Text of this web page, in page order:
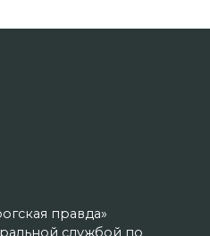
правда»
службой по